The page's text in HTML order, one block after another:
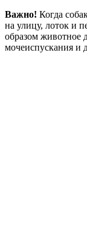
Важно! Когда
на улицу, лоток и
образом животное
мочеиспускания и